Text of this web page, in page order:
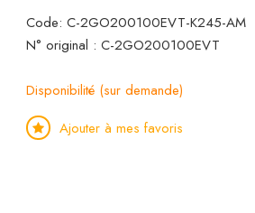
Code: C-2GO200100EVT-K245-AM
N° original : C-2GO200100EVT
Disponibilité (sur demande)
Ajouter à mes favoris